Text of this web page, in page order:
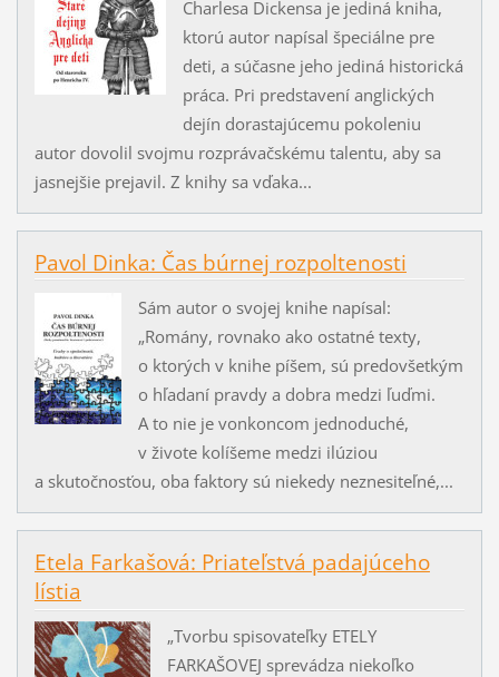
Charlesa Dickensa je jediná kniha,
ktorú autor napísal špeciálne pre
deti, a súčasne jeho jediná historická
práca. Pri predstavení anglických
dejín dorastajúcemu pokoleniu
autor dovolil svojmu rozprávačskému talentu, aby sa
jasnejšie prejavil. Z knihy sa vďaka...
Pavol Dinka: Čas búrnej rozpoltenosti
Sám autor o svojej knihe napísal:
„Romány, rovnako ako ostatné texty,
o ktorých v knihe píšem, sú predovšetkým
o hľadaní pravdy a dobra medzi ľuďmi.
A to nie je vonkoncom jednoduché,
v živote kolíšeme medzi ilúziou
a skutočnosťou, oba faktory sú niekedy neznesiteľné,...
Etela Farkašová: Priateľstvá padajúceho
lístia
„Tvorbu spisovateľky ETELY
FARKAŠOVEJ sprevádza niekoľko